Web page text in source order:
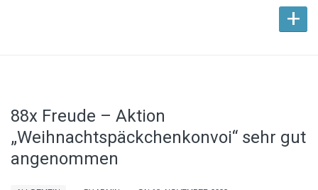
+
88x Freude – Aktion
„Weihnachtspäckchenkonvoi“ sehr gut
angenommen